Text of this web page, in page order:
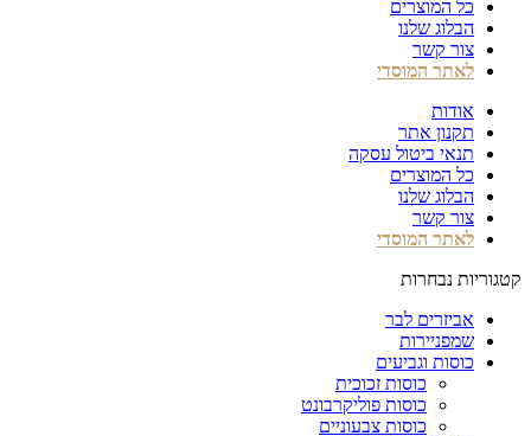
כל המוצרים
הבלוג שלנו
צור קשר
לאתר המוסדי
אודות
תקנון אתר
תנאי ביטול עסקה
כל המוצרים
הבלוג שלנו
צור קשר
לאתר המוסדי
קטגוריות נבחרות
אביזרים לבר
שמפניירות
כוסות וגביעים
כוסות זכוכית
כוסות פוליקרבונט
כוסות צבעוניים